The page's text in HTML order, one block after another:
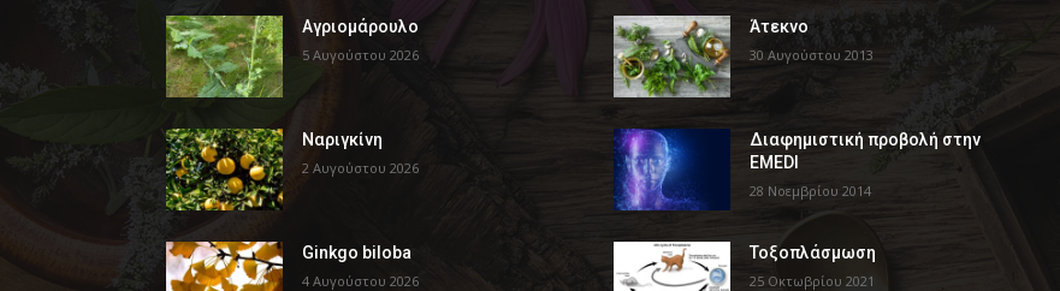
Αγριομάρουλο
5 Αυγούστου 2026
Ναριγκίνη
2 Αυγούστου 2026
Ginkgo biloba
4 Αυγούστου 2026
Άτεκνο
30 Αυγούστου 2013
Διαφημιστική προβολή στην
EMEDI
28 Νοεμβρίου 2014
Τοξοπλάσμωση
25 Οκτωβρίου 2021